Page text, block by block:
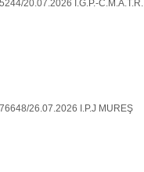
20.07.2026 I.G.P.-C.M.A.T.R.
26.07.2026 I.P.J MUREŞ